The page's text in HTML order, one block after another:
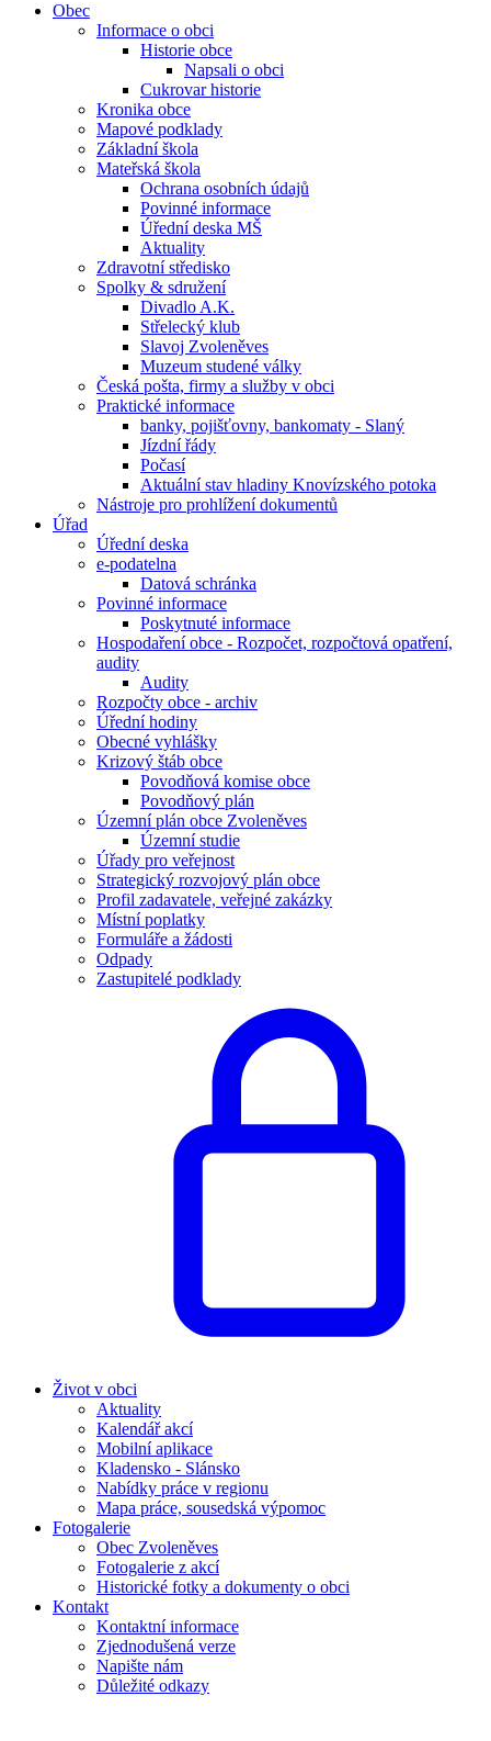
Obec
Informace o obci
Historie obce
Napsali o obci
Cukrovar historie
Kronika obce
Mapové podklady
Základní škola
Mateřská škola
Ochrana osobních údajů
Povinné informace
Úřední deska MŠ
Aktuality
Zdravotní středisko
Spolky & sdružení
Divadlo A.K.
Střelecký klub
Slavoj Zvoleněves
Muzeum studené války
Česká pošta, firmy a služby v obci
Praktické informace
banky, pojišťovny, bankomaty - Slaný
Jízdní řády
Počasí
Aktuální stav hladiny Knovízského potoka
Nástroje pro prohlížení dokumentů
Úřad
Úřední deska
e-podatelna
Datová schránka
Povinné informace
Poskytnuté informace
Hospodaření obce - Rozpočet, rozpočtová opatření,
audity
Audity
Rozpočty obce - archiv
Úřední hodiny
Obecné vyhlášky
Krizový štáb obce
Povodňová komise obce
Povodňový plán
Územní plán obce Zvoleněves
Územní studie
Úřady pro veřejnost
Strategický rozvojový plán obce
Profil zadavatele, veřejné zakázky
Místní poplatky
Formuláře a žádosti
Odpady
Zastupitelé podklady
Život v obci
Aktuality
Kalendář akcí
Mobilní aplikace
Kladensko - Slánsko
Nabídky práce v regionu
Mapa práce, sousedská výpomoc
Fotogalerie
Obec Zvoleněves
Fotogalerie z akcí
Historické fotky a dokumenty o obci
Kontakt
Kontaktní informace
Zjednodušená verze
Napište nám
Důležité odkazy